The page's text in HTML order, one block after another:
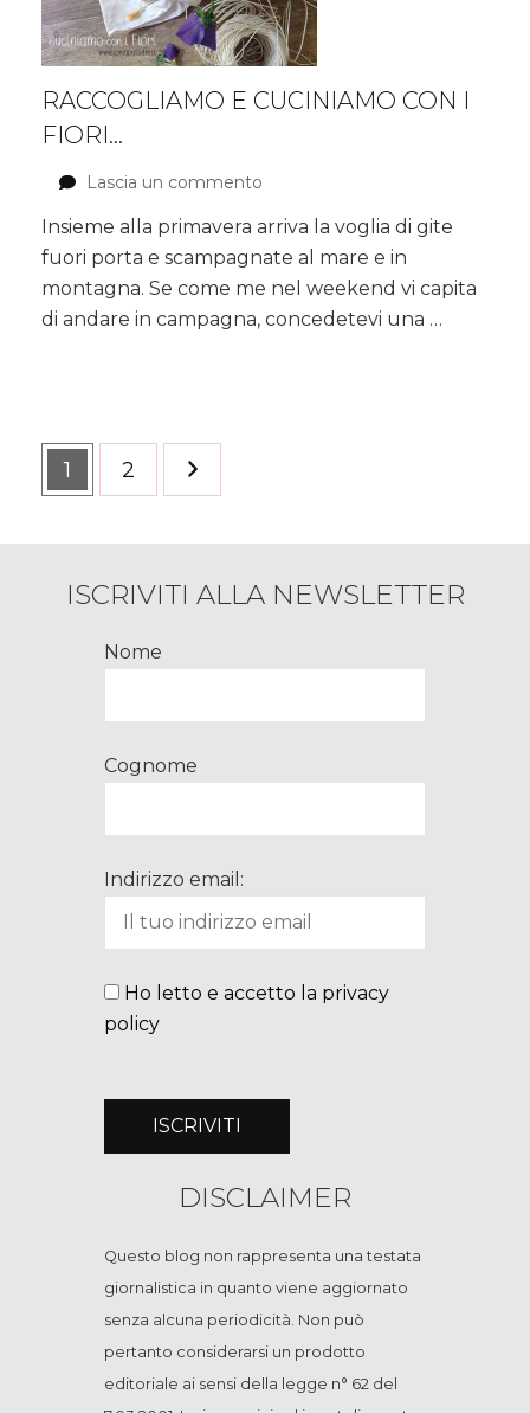
RACCOGLIAMO E CUCINIAMO CON I
FIORI…
Lascia un commento
e
cuciniamo
con
Fiori…
Insieme alla primavera arriva la voglia di gite
fuori porta e scampagnate al mare e in
montagna. Se come me nel weekend vi capita
di andare in campagna, concedetevi una …
Paginazione
degli
Pagina
1 Pagina
2
ISCRIVITI ALLA NEWSLETTER
Nome
Cognome
Indirizzo email:
Ho letto e accetto la privacy
policy
DISCLAIMER
Questo blog non rappresenta una testata
giornalistica in quanto viene aggiornato
senza alcuna periodicità. Non può
pertanto considerarsi un prodotto
editoriale ai sensi della legge n° 62 del